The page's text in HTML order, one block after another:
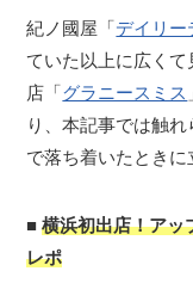
紀ノ國屋「デイリー
ていた以上に広く
店「グラニースミス
り、本記事では触
で落ち着いたときに
■横浜初出店！アッ
レポ
観光ガイド